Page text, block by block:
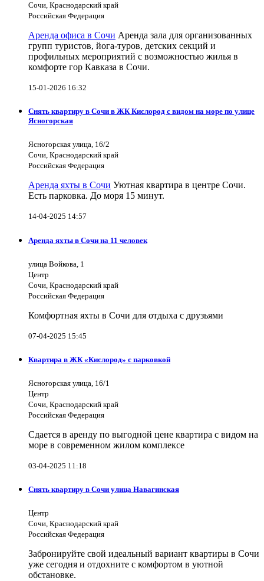
Сочи, Краснодарский край
Российская Федерация
Аренда офиса в Сочи Аренда зала для организованных
групп туристов, йога-туров, детских секций и
профильных мероприятий с возможностью жилья в
комфорте гор Кавказа в Сочи.
15-01-2026 16:32
Снять квартиру в Сочи в ЖК Кислород с видом на море по улице
Ясногорская
Ясногорская улица, 16/2
Сочи, Краснодарский край
Российская Федерация
Аренда яхты в Сочи Уютная квартира в центре Сочи.
Есть парковка. До моря 15 минут.
14-04-2025 14:57
Аренда яхты в Сочи на 11 человек
улица Войкова, 1
Центр
Сочи, Краснодарский край
Российская Федерация
Комфортная яхты в Сочи для отдыха с друзьями
07-04-2025 15:45
Квартира в ЖК «Кислород» с парковкой
Ясногорская улица, 16/1
Центр
Сочи, Краснодарский край
Российская Федерация
Сдается в аренду по выгодной цене квартира с видом на
море в современном жилом комплексе
03-04-2025 11:18
Снять квартиру в Сочи улица Навагинская
Центр
Сочи, Краснодарский край
Российская Федерация
Забронируйте свой идеальный вариант квартиры в Сочи
уже сегодня и отдохните с комфортом в уютной
обстановке.